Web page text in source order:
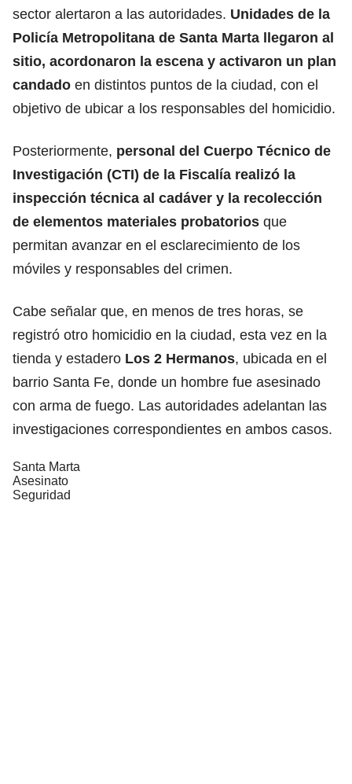
sector alertaron a las autoridades. Unidades de la
Policía Metropolitana de Santa Marta llegaron al
sitio, acordonaron la escena y activaron un plan
candado en distintos puntos de la ciudad, con el
objetivo de ubicar a los responsables del homicidio.
Posteriormente, personal del Cuerpo Técnico de
Investigación (CTI) de la Fiscalía realizó la
inspección técnica al cadáver y la recolección
de elementos materiales probatorios que
permitan avanzar en el esclarecimiento de los
móviles y responsables del crimen.
Cabe señalar que, en menos de tres horas, se
registró otro homicidio en la ciudad, esta vez en la
tienda y estadero Los 2 Hermanos, ubicada en el
barrio Santa Fe, donde un hombre fue asesinado
con arma de fuego. Las autoridades adelantan las
investigaciones correspondientes en ambos casos.
Santa Marta
Asesinato
Seguridad